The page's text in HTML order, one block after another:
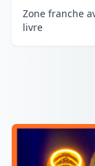
Zone franche
livre